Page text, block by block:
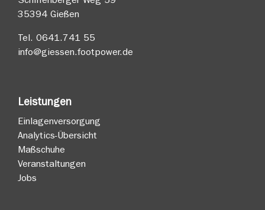
35394 Gießen
Tel. 0641.741 55
info@giessen.footpower.de
Leistungen
Einlagenversorgung
Analytics-Übersicht
Maßschuhe
Veranstaltungen
Jobs